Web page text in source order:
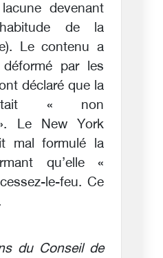
devenant
de la
Le contenu a
par les
déclaré que la
« non
Le New York
mal formulé la
qu’elle «
le-feu. Ce
du Conseil de